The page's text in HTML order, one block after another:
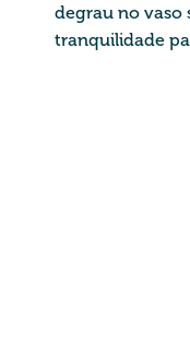
degrau no vaso
tranquilidade